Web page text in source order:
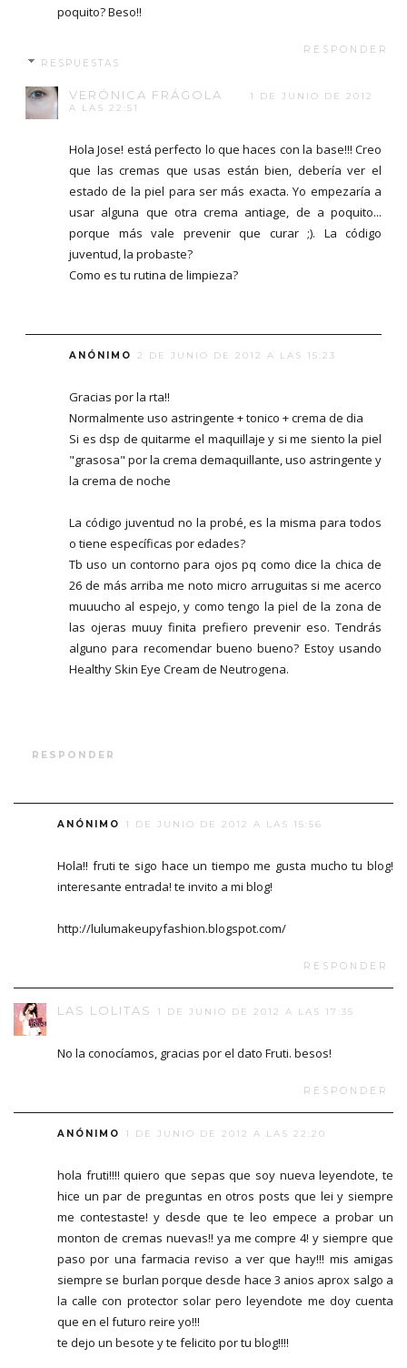
poquito? Beso!!
RESPONDER
RESPUESTAS
VERÓNICA FRÁGOLA
1 DE JUNIO DE 2012
A LAS 22:51
Hola Jose! está perfecto lo que haces con la base!!! Creo
que las cremas que usas están bien, debería ver el
estado de la piel para ser más exacta. Yo empezaría a
usar alguna que otra crema antiage, de a poquito...
porque más vale prevenir que curar ;). La código
juventud, la probaste?
Como es tu rutina de limpieza?
ANÓNIMO 2 DE JUNIO DE 2012 A LAS 15:23
Gracias por la rta!!
Normalmente uso astringente + tonico + crema de dia
Si es dsp de quitarme el maquillaje y si me siento la piel
"grasosa" por la crema demaquillante, uso astringente y
la crema de noche
La código juventud no la probé, es la misma para todos
o tiene específicas por edades?
Tb uso un contorno para ojos pq como dice la chica de
26 de más arriba me noto micro arruguitas si me acerco
muuucho al espejo, y como tengo la piel de la zona de
las ojeras muuy finita prefiero prevenir eso. Tendrás
alguno para recomendar bueno bueno? Estoy usando
Healthy Skin Eye Cream de Neutrogena.
RESPONDER
ANÓNIMO 1 DE JUNIO DE 2012 A LAS 15:56
Hola!! fruti te sigo hace un tiempo me gusta mucho tu blog!
interesante entrada! te invito a mi blog!
http://lulumakeupyfashion.blogspot.com/
RESPONDER
LAS LOLITAS 1 DE JUNIO DE 2012 A LAS 17:35
No la conocíamos, gracias por el dato Fruti. besos!
RESPONDER
ANÓNIMO 1 DE JUNIO DE 2012 A LAS 22:20
hola fruti!!!! quiero que sepas que soy nueva leyendote, te
hice un par de preguntas en otros posts que lei y siempre
me contestaste! y desde que te leo empece a probar un
monton de cremas nuevas!! ya me compre 4! y siempre que
paso por una farmacia reviso a ver que hay!!! mis amigas
siempre se burlan porque desde hace 3 anios aprox salgo a
la calle con protector solar pero leyendote me doy cuenta
que en el futuro reire yo!!!
te dejo un besote y te felicito por tu blog!!!!